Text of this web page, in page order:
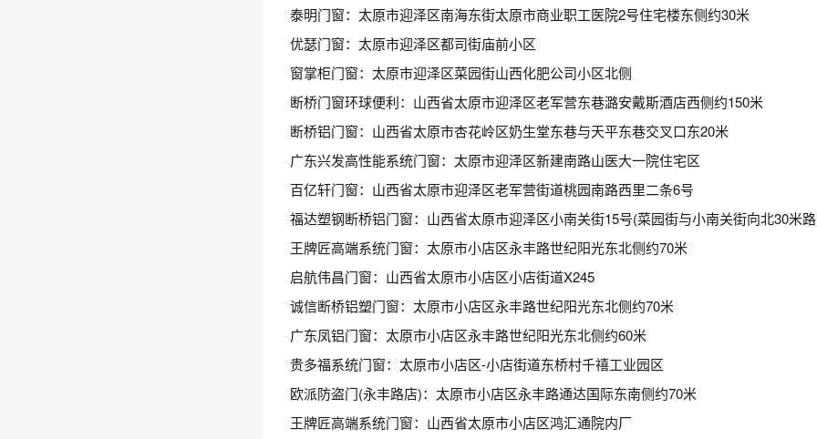
泰明门窗：太原市迎泽区南海东街太原市商业职工医院2号住宅楼东侧约30米
优瑟门窗：太原市迎泽区都司街庙前小区
窗掌柜门窗：太原市迎泽区菜园街山西化肥公司小区北侧
断桥门窗环球便利：山西省太原市迎泽区老军营东巷潞安戴斯酒店西侧约150米
断桥铝门窗：山西省太原市杏花岭区奶生堂东巷与天平东巷交叉口东20米
广东兴发高性能系统门窗：太原市迎泽区新建南路山医大一院住宅区
百亿轩门窗：山西省太原市迎泽区老军营街道桃园南路西里二条6号
福达塑钢断桥铝门窗：山西省太原市迎泽区小南关街15号(菜园街与小南关街向北30米
王牌匠高端系统门窗：太原市小店区永丰路世纪阳光东北侧约70米
启航伟昌门窗：山西省太原市小店区小店街道X245
诚信断桥铝塑门窗：太原市小店区永丰路世纪阳光东北侧约70米
广东凤铝门窗：太原市小店区永丰路世纪阳光东北侧约60米
贵多福系统门窗：太原市小店区-小店街道东桥村千禧工业园区
欧派防盗门(永丰路店)：太原市小店区永丰路通达国际东南侧约70米
王牌匠高端系统门窗：山西省太原市小店区鸿汇通院内厂